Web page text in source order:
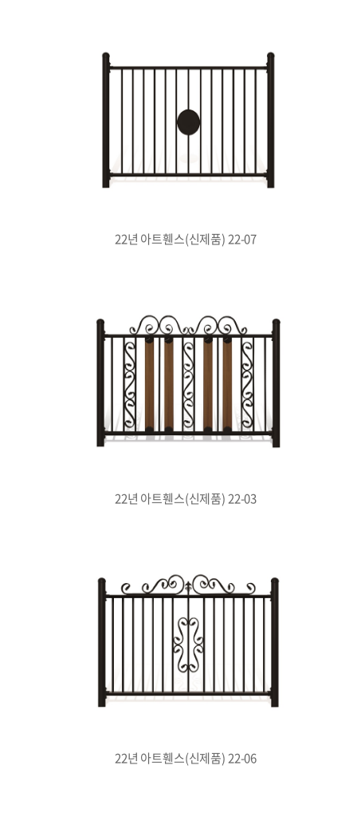
22년 아트휀스(신제품) 22-07
22년 아트휀스(신제품) 22-03
22년 아트휀스(신제품) 22-06